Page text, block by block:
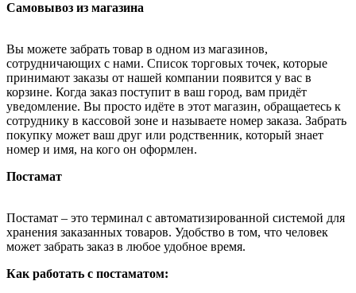
Самовывоз из магазина
Вы можете забрать товар в одном из магазинов,
сотрудничающих с нами. Список торговых точек, которые
принимают заказы от нашей компании появится у вас в
корзине. Когда заказ поступит в ваш город, вам придёт
уведомление. Вы просто идёте в этот магазин, обращаетесь к
сотруднику в кассовой зоне и называете номер заказа. Забрать
покупку может ваш друг или родственник, который знает
номер и имя, на кого он оформлен.
Постамат
Постамат – это терминал с автоматизированной системой для
хранения заказанных товаров. Удобство в том, что человек
может забрать заказ в любое удобное время.
Как работать с постаматом: